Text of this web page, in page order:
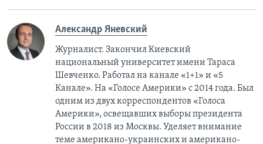
Александр Яневский
Журналист. Закончил Киевский
национальный университет имени Тараса
Шевченко. Работал на канале «1+1» и «5
Канале». На «Голосе Америки» с 2014 года. Был
одним из двух корреспондентов «Голоса
Америки», освещавших выборы президента
России в 2018 из Москвы. Уделяет внимание
теме американо-украинских и американо-